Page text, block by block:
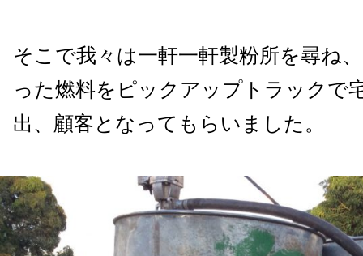
そこで我々は一軒一軒製粉所を尋ね
った燃料をピックアップトラックで
出、顧客となってもらいました。